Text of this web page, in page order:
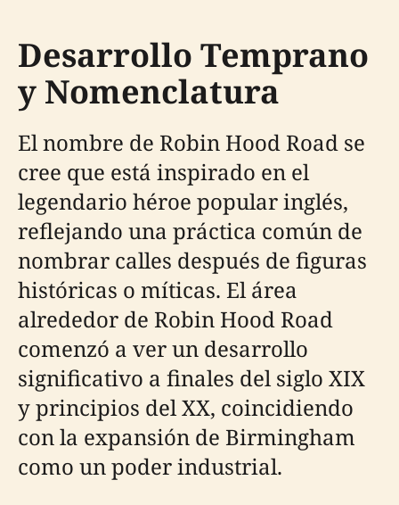
Desarrollo Temprano
y Nomenclatura
El nombre de Robin Hood Road se
cree que está inspirado en el
legendario héroe popular inglés,
reflejando una práctica común de
nombrar calles después de figuras
históricas o míticas. El área
alrededor de Robin Hood Road
comenzó a ver un desarrollo
significativo a finales del siglo XIX
y principios del XX, coincidiendo
con la expansión de Birmingham
como un poder industrial.